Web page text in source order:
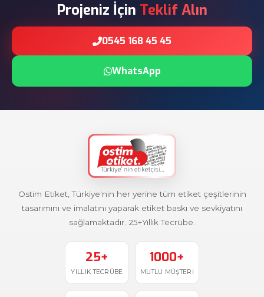
Projeniz İçin Teklif Alın
0545 168 45 45
WhatsApp
Ostim Etiket, Türkiye'nin her yerine tüm etiket çeşitlerinin
tasarımını ve imalatını yaparak etiket baskı ve sevkiyatını
sağlamaktadır. 25+Yıllık Tecrübe.
25+
YILLIK TECRÜBE
1000+
MUTLU MÜŞTERI